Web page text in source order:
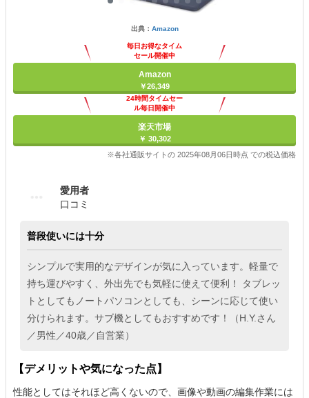
出典： Amazon
毎日お得なタイム
セール開催中
Amazon
￥26,349
24時間タイムセー
ル毎日開催中
楽天市場
￥ 30,302
※各社通販サイトの 2025年08月06日時点 での税込価格
愛用者
口コミ
普段使いには十分
シンプルで実用的なデザインが気に入っています。軽量で
持ち運びやすく、外出先でも気軽に使えて便利！ タブレッ
トとしてもノートパソコンとしても、シーンに応じて使い
分けられます。サブ機としてもおすすめです！（H.Y.さん
／男性／40歳／自営業）
【デメリットや気になった点】
性能としてはそれほど高くないので、画像や動画の編集作業には